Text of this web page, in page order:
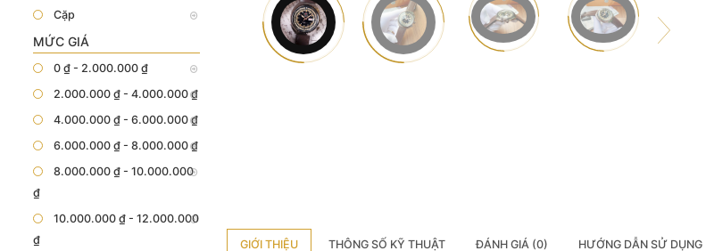
Cặp
MỨC GIÁ
0 ₫ - 2.000.000 ₫
2.000.000 ₫ - 4.000.000 ₫
4.000.000 ₫ - 6.000.000 ₫
6.000.000 ₫ - 8.000.000 ₫
8.000.000 ₫ - 10.000.000
₫
10.000.000 ₫ - 12.000.000
₫
GIỚI THIỆU THÔNG SỐ KỸ THUẬT ĐÁNH GIÁ (0) HƯỚNG DẪN SỬ DỤNG